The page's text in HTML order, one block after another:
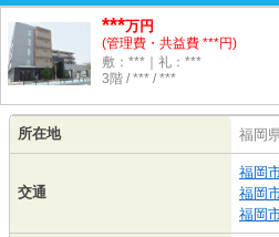
***万円
(管理費・共益費 ***円)
敷：***｜礼：***
3階 / *** / ***
所在地 福岡
交通
福岡
福岡
福岡